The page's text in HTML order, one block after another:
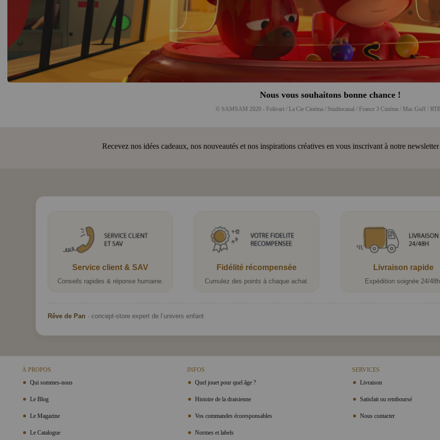
Nous vous souhaitons bonne chance !
© SAMSAM 2020 - Folivari / La Cie Cinéma / Studiocanal / France 3 Cinéma / Mac Guff /
Recevez nos idées cadeaux, nos nouveautés et nos inspirations créatives en vous inscrivant à notre newsletter
Service client & SAV
Conseils rapides & réponse humaine.
Fidélité récompensée
Cumulez des points à chaque achat.
Livraison rapide
Expédition soignée 24/
Rêve de Pan · concept-store expert de l’univers enfant
À PROPOS
Qui sommes-nous
Le Blog
Le Magazine
Le Catalogue
INFOS
Quel jouet pour quel âge ?
Histoire de la draisienne
Vos commandes écoresponsables
Normes et labels
SERVICES
Livraison
Satisfait ou remboursé
Nous contacter